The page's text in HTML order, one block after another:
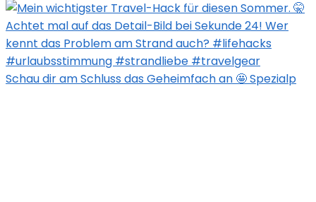
Schau dir am Schluss das Geheimfach an 🤩 Spezialp